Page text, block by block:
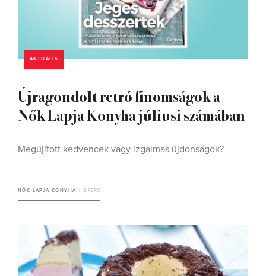
AKTUÁLIS
Újragondolt retró finomságok a
Nők Lapja Konyha júliusi számában
Megújított kedvencek vagy izgalmas újdonságok?
NŐK LAPJA KONYHA 2 PERC